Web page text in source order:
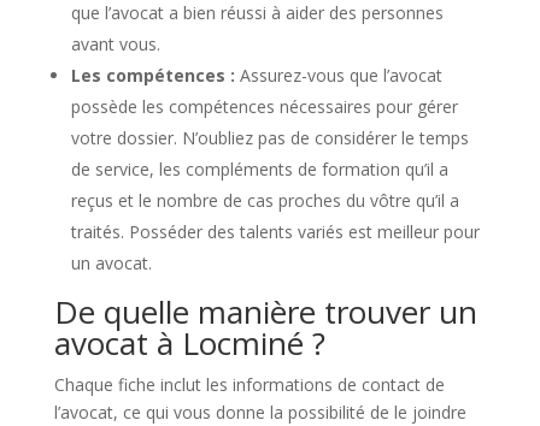
que l’avocat a bien réussi à aider des personnes
avant vous.
Les compétences : Assurez-vous que l’avocat
possède les compétences nécessaires pour gérer
votre dossier. N’oubliez pas de considérer le temps
de service, les compléments de formation qu’il a
reçus et le nombre de cas proches du vôtre qu’il a
traités. Posséder des talents variés est meilleur pour
un avocat.
De quelle manière trouver un
avocat à Locminé ?
Chaque fiche inclut les informations de contact de
l’avocat, ce qui vous donne la possibilité de le joindre